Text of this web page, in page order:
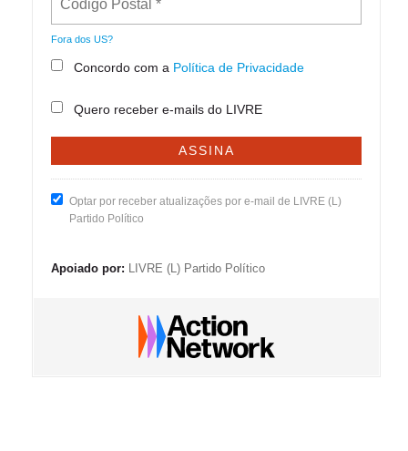
Fora dos US?
Concordo com a Política de Privacidade
Quero receber e-mails do LIVRE
Optar por receber atualizações por e-mail de LIVRE (L)
Partido Político
Apoiado por: LIVRE (L) Partido Político